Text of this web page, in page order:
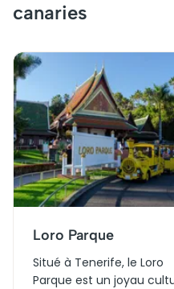
canaries
Loro Parque
Situé à Tenerife, le Loro
Parque est un joyau